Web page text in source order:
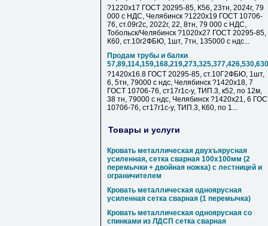
?1220х17 ГОСТ 20295-85, К56, 23тн, 2024г, 79
000 с НДC, Челябинск ?1220х19 ГОСТ 10706-
76, ст.09г2с, 2022г, 22, 8тн, 79 000 с НДC,
Тобольск/Челябинск ?1020х27 ГОСТ 20295-85,
К60, ст.10г2ФБЮ, 1шт, 7тн, 135000 с ндс...
Продам трубы и балки
?1420х16.8 ГОСТ 20295-85, ст.10Г2ФБЮ, 1шт,
6, 5тн, 79000 с ндс, Челябинск ?1420х18, 7
ГОСТ 10706-76, ст17г1с-у, ТИП.3, к52, по 12м,
38 тн, 79000 с ндс, Челябинск ?1420х21, 6
10706-76, ст17г1с-у, ТИП.3, К60, по 1...
Товары и услуги
Кровать металлическая двухъярусная
усиленная, сетка сварная 100х100мм (2
перемычки + двойная ножка) с лестницей и
ограничителем
Кровать металлическая одноярусная
усиленная сетка сварная (1 перемычка)
Кровать металлическая одноярусная со
спинками из ЛДСП сетка сварная